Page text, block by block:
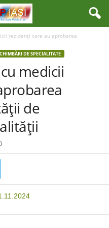
rezidenţi care au aprobarea
DE SPECIALITATE
medicii
de